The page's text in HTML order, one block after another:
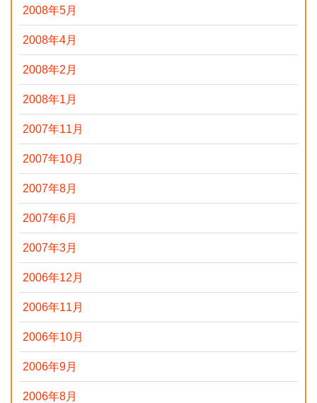
2008年5月
2008年4月
2008年2月
2008年1月
2007年11月
2007年10月
2007年8月
2007年6月
2007年3月
2006年12月
2006年11月
2006年10月
2006年9月
2006年8月